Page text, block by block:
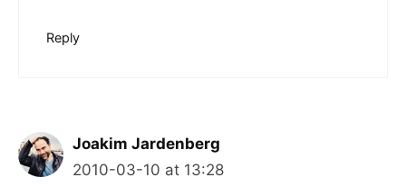
Reply
Joakim Jardenberg
2010-03-10 at 13:28